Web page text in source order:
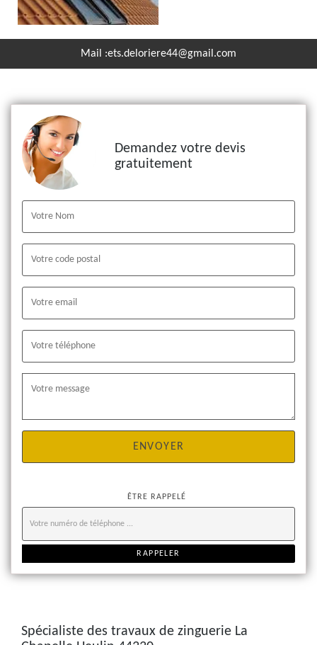
Mail :ets.deloriere44@gmail.com
Demandez votre devis
gratuitement
ÊTRE RAPPELÉ
Spécialiste des travaux de zinguerie La